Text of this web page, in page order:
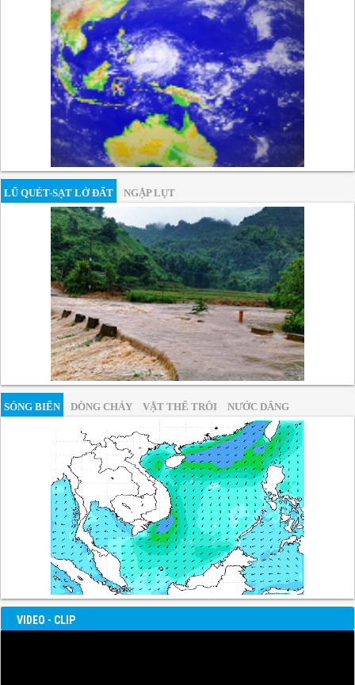
LŨ QUÉT-SẠT LỞ ĐẤT NGẬP LỤT
SÓNG BIỂN DÒNG CHẢY VẬT THỂ TRÔI NƯỚC DÂNG
VIDEO - CLIP